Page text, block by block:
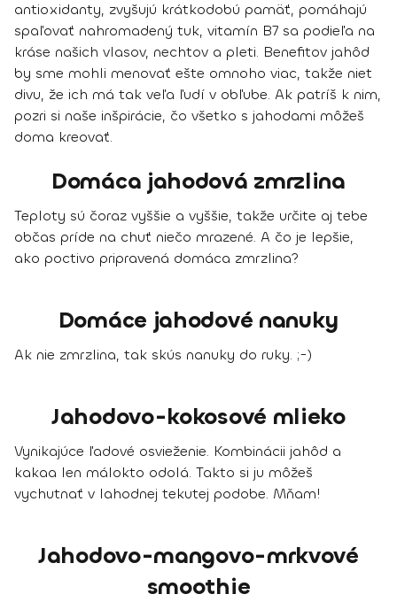
antioxidanty, zvyšujú krátkodobú pamäť, pomáhajú
spaľovať nahromadený tuk, vitamín B7 sa podieľa na
kráse našich vlasov, nechtov a pleti. Benefitov jahôd
by sme mohli menovať ešte omnoho viac, takže niet
divu, že ich má tak veľa ľudí v obľube. Ak patríš k nim,
pozri si naše inšpirácie, čo všetko s jahodami môžeš
doma kreovať.
Domáca jahodová zmrzlina
Teploty sú čoraz vyššie a vyššie, takže určite aj tebe
občas príde na chuť niečo mrazené. A čo je lepšie,
ako poctivo pripravená domáca zmrzlina?
Domáce jahodové nanuky
Ak nie zmrzlina, tak skús nanuky do ruky. ;-)
Jahodovo-kokosové mlieko
Vynikajúce ľadové osvieženie. Kombinácii jahôd a
kakaa len málokto odolá. Takto si ju môžeš
vychutnať v lahodnej tekutej podobe. Mňam!
Jahodovo-mangovo-mrkvové
smoothie